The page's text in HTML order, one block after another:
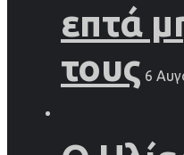
επτά
τους 6